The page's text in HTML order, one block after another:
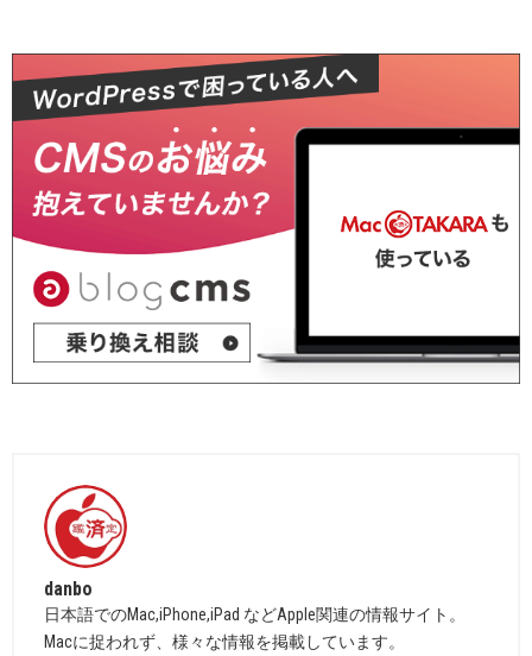
danbo
日本語でのMac,iPhone,iPad などApple関連の情報サイト。
Macに捉われず、様々な情報を掲載しています。